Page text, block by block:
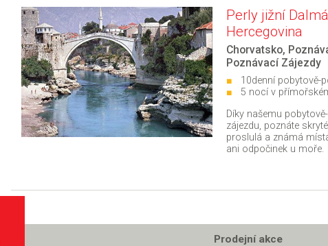
Perly jižní
Hercegovina
Chorvatsko,
Poznávací Zájezdy
10denní pobytově-
5 nocí v
Díky našemu
zájezdu, poznáte
proslulá a známá
ani odpočinek u moře.
Prodejní akce